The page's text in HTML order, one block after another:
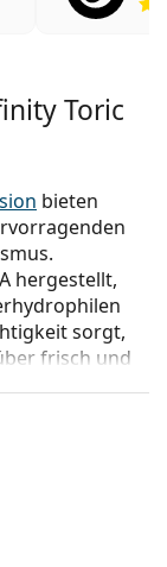
Toric
bieten
hergestellt,
sorgt,
frisch und
mit
werden.